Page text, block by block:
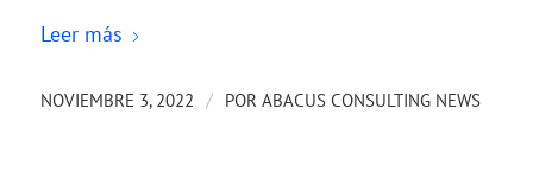
Leer más
NOVIEMBRE 3, 2022 / POR ABACUS CONSULTING NEWS